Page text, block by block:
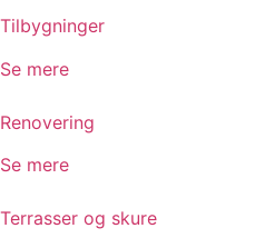
Tilbygninger
Se mere
Renovering
Se mere
Terrasser og skure